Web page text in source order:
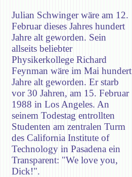
Julian Schwinger wäre am 12.
Februar dieses Jahres hundert
Jahre alt geworden. Sein
allseits beliebter
Physikerkollege Richard
Feynman wäre im Mai hundert
Jahre alt geworden. Er starb
vor 30 Jahren, am 15. Februar
1988 in Los Angeles. An
seinem Todestag entrollten
Studenten am zentralen Turm
des California Institute of
Technology in Pasadena ein
Transparent: "We love you,
Dick!".